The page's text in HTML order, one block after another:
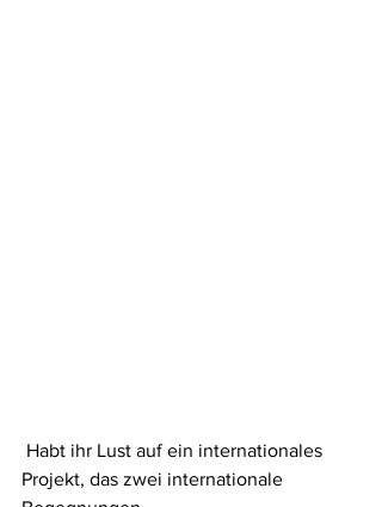
Projekt, das zwei internationale